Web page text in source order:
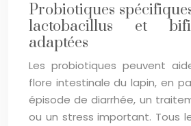
Probiotiques
lactobacillus et
adaptées
Les probiotiques peuvent
flore intestinale du lapin, en
épisode de diarrhée, un
ou un stress important. Tous